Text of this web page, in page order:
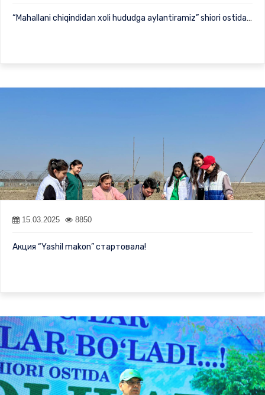
“Mahallani chiqindidan xoli hududga aylantiramiz” shiori ostida …
15.03.2025 8850
Акция “Yashil makon” стартовала!